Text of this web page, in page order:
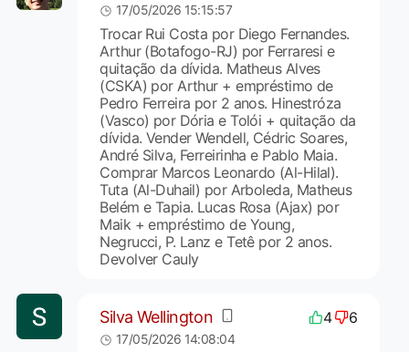
17/05/2026 15:15:57
Trocar Rui Costa por Diego Fernandes.
Arthur (Botafogo-RJ) por Ferraresi e
quitação da dívida. Matheus Alves
(CSKA) por Arthur + empréstimo de
Pedro Ferreira por 2 anos. Hinestróza
(Vasco) por Dória e Tolói + quitação da
dívida. Vender Wendell, Cédric Soares,
André Silva, Ferreirinha e Pablo Maia.
Comprar Marcos Leonardo (Al-Hilal).
Tuta (Al-Duhail) por Arboleda, Matheus
Belém e Tapia. Lucas Rosa (Ajax) por
Maik + empréstimo de Young,
Negrucci, P. Lanz e Tetê por 2 anos.
Devolver Cauly
Silva Wellington 4 6
17/05/2026 14:08:04